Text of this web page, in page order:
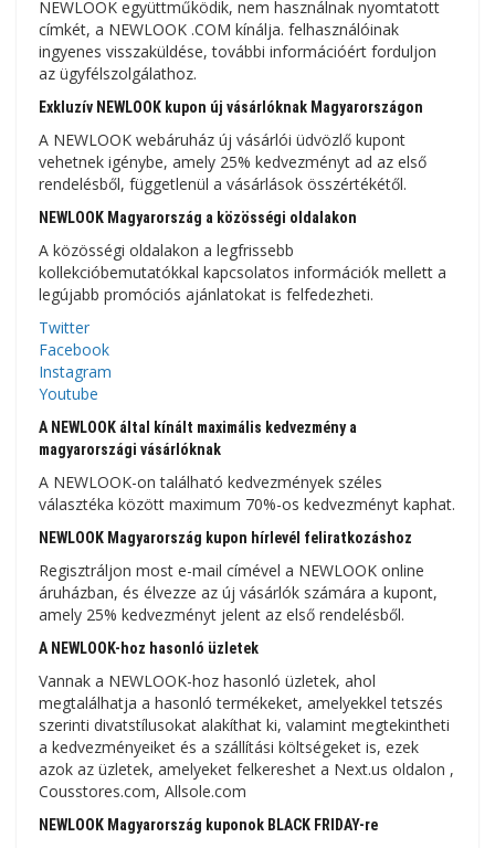
NEWLOOK együttműködik, nem használnak nyomtatott
címkét, a NEWLOOK .COM kínálja. felhasználóinak
ingyenes visszaküldése, további információért forduljon
az ügyfélszolgálathoz.
Exkluzív NEWLOOK kupon új vásárlóknak Magyarországon
A NEWLOOK webáruház új vásárlói üdvözlő kupont
vehetnek igénybe, amely 25% kedvezményt ad az első
rendelésből, függetlenül a vásárlások összértékétől.
NEWLOOK Magyarország a közösségi oldalakon
A közösségi oldalakon a legfrissebb
kollekcióbemutatókkal kapcsolatos információk mellett a
legújabb promóciós ajánlatokat is felfedezheti.
Twitter
Facebook
Instagram
Youtube
A NEWLOOK által kínált maximális kedvezmény a
magyarországi vásárlóknak
A NEWLOOK-on található kedvezmények széles
választéka között maximum 70%-os kedvezményt kaphat.
NEWLOOK Magyarország kupon hírlevél feliratkozáshoz
Regisztráljon most e-mail címével a NEWLOOK online
áruházban, és élvezze az új vásárlók számára a kupont,
amely 25% kedvezményt jelent az első rendelésből.
A NEWLOOK-hoz hasonló üzletek
Vannak a NEWLOOK-hoz hasonló üzletek, ahol
megtalálhatja a hasonló termékeket, amelyekkel tetszés
szerinti divatstílusokat alakíthat ki, valamint megtekintheti
a kedvezményeiket és a szállítási költségeket is, ezek
azok az üzletek, amelyeket felkereshet a Next.us oldalon ,
Cousstores.com, Allsole.com
NEWLOOK Magyarország kuponok BLACK FRIDAY-re